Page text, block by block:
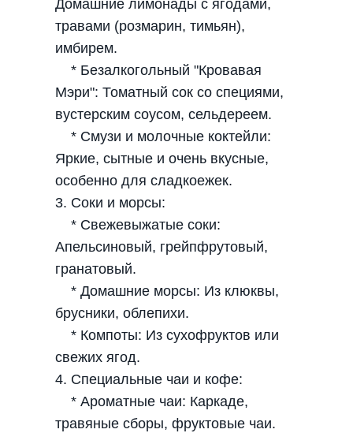
Домашние лимонады с ягодами,
травами (розмарин, тимьян),
имбирем.
* Безалкогольный "Кровавая
Мэри": Томатный сок со специями,
вустерским соусом, сельдереем.
* Смузи и молочные коктейли:
Яркие, сытные и очень вкусные,
особенно для сладкоежек.
3. Соки и морсы:
* Свежевыжатые соки:
Апельсиновый, грейпфрутовый,
гранатовый.
* Домашние морсы: Из клюквы,
брусники, облепихи.
* Компоты: Из сухофруктов или
свежих ягод.
4. Специальные чаи и кофе:
* Ароматные чаи: Каркаде,
травяные сборы, фруктовые чаи.